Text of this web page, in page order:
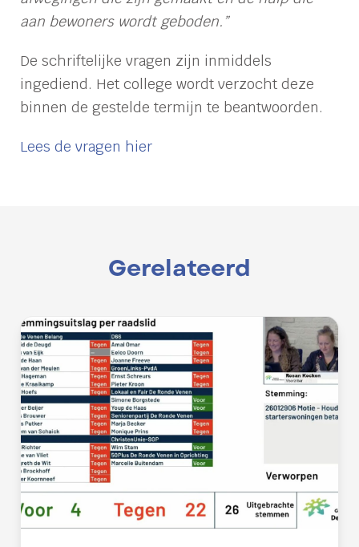
aan bewoners wordt geboden.”
De schriftelijke vragen zijn inmiddels
ingediend. Het college wordt verzocht deze
binnen de gestelde termijn te beantwoorden.
Lees de vragen hier
Gerelateerd